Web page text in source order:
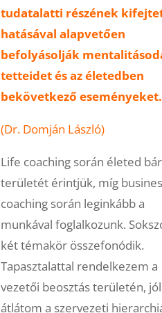
tudatalatti részének
hatásával alapvetően
befolyásolják
tetteidet és az életedben
bekövetkező
(Dr. Domján László)
Life coaching során életed
területét érintjük, míg
coaching során leginkább a
munkával foglalkozunk.
két témakör összefonódik.
Tapasztalattal rendelkezem a
vezetői beosztás területén, jól
átlátom a szervezeti